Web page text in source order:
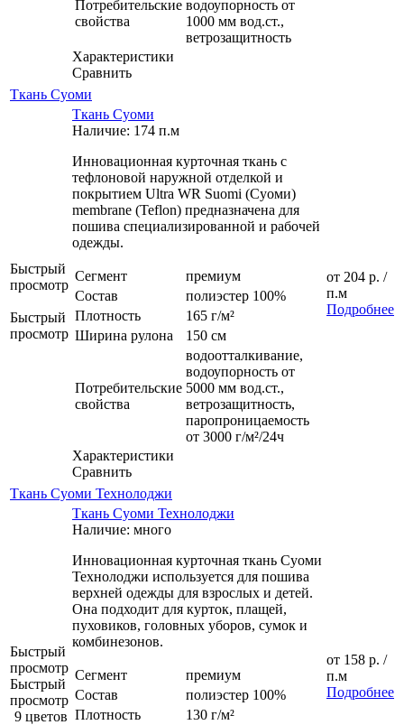
Потребительские
свойства
водоупорность от
1000 мм вод.ст.,
ветрозащитность
Характеристики
Сравнить
Ткань Суоми
Быстрый
просмотр
Быстрый
просмотр
Ткань Суоми
Наличие: 174 п.м
Инновационная курточная ткань с
тефлоновой наружной отделкой и
покрытием Ultra WR Suomi (Суоми)
membrane (Teflon) предназначена для
пошива специализированной и рабочей
одежды.
Сегмент
премиум
Состав
полиэстер 100%
Плотность
165 г/м²
Ширина рулона
150 см
Потребительские
свойства
водоотталкивание,
водоупорность от
5000 мм вод.ст.,
ветрозащитность,
паропроницаемость
от 3000 г/м²/24ч
Характеристики
Сравнить
от 204 р. /
п.м
Подробнее
Ткань Суоми Технолоджи
Быстрый
просмотр
Быстрый
просмотр
9 цветов
Ткань Суоми Технолоджи
Наличие: много
Инновационная курточная ткань Суоми
Технолоджи используется для пошива
верхней одежды для взрослых и детей.
Она подходит для курток, плащей,
пуховиков, головных уборов, сумок и
комбинезонов.
Сегмент
премиум
Состав
полиэстер 100%
Плотность
130 г/м²
от 158 р. /
п.м
Подробнее